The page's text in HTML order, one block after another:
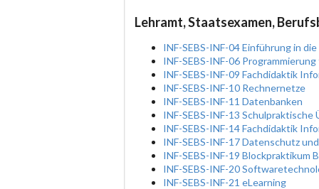
Lehramt, Staatsexamen,
INF-SEBS-INF-04 Einführung in
INF-SEBS-INF-06
INF-SEBS-INF-09 Fachdidaktik
INF-SEBS-INF-10 Rechnernetze
INF-SEBS-INF-11 Datenbanken
INF-SEBS-INF-13
INF-SEBS-INF-14 Fachdidaktik
INF-SEBS-INF-17 Datenschutz
INF-SEBS-INF-19 Blockpraktikum
INF-SEBS-INF-20
INF-SEBS-INF-21 eLearning